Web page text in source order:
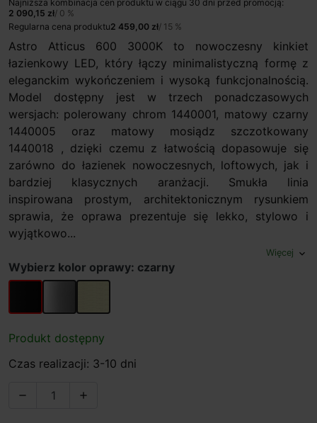
Najniższa kombinacja cen produktu w ciągu 30 dni przed promocją:
2 090,15 zł/ 0 %
Regularna cena produktu2 459,00 zł/ 15 %
Astro Atticus 600 3000K to nowoczesny kinkiet
łazienkowy LED, który łączy minimalistyczną formę z
eleganckim wykończeniem i wysoką funkcjonalnością.
Model dostępny jest w trzech ponadczasowych
wersjach: polerowany chrom 1440001, matowy czarny
1440005 oraz matowy mosiądz szczotkowany
1440018 , dzięki czemu z łatwością dopasowuje się
zarówno do łazienek nowoczesnych, loftowych, jak i
bardziej klasycznych aranżacji. Smukła linia
inspirowana prostym, architektonicznym rysunkiem
sprawia, że oprawa prezentuje się lekko, stylowo i
wyjątkowo...
Więcej expand_more
Wybierz kolor oprawy: czarny
czarnychrommosiądz
Produkt dostępny
Czas realizacji: 3-10 dni
 